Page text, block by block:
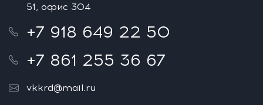
51, офис 304
+7 918 649 22 50
+7 861 255 36 67
vkkrd@mail.ru